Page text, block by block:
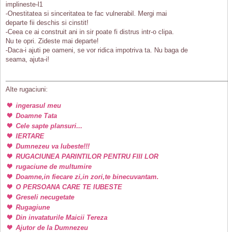
implineste-l1
-Onestitatea si sinceritatea te fac vulnerabil. Mergi mai
departe fii deschis si cinstit!
-Ceea ce ai construit ani in sir poate fi distrus intr-o clipa.
Nu te opri. Zideste mai departe!
-Daca-i ajuti pe oameni, se vor ridica impotriva ta. Nu baga de
seama, ajuta-i!
Alte rugaciuni:
ingerasul meu
Doamne Tata
Cele sapte plansuri...
IERTARE
Dumnezeu va Iubeste!!!
RUGACIUNEA PARINTILOR PENTRU FIII LOR
rugaciune de multumire
Doamne,in fiecare zi,in zori,te binecuvantam.
O PERSOANA CARE TE IUBESTE
Greseli necugetate
Rugagiune
Din invataturile Maicii Tereza
Ajutor de la Dumnezeu